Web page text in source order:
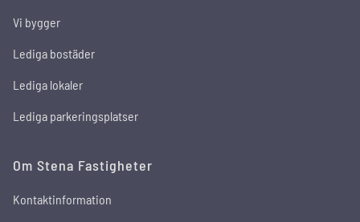
Vi bygger
Lediga bostäder
Lediga lokaler
Lediga parkeringsplatser
Om Stena Fastigheter
Kontaktinformation